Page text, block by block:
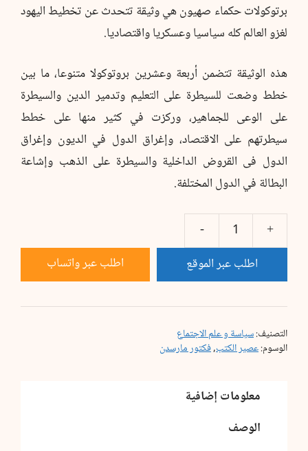
برتوكولات حكماء صهيون هي وثيقة تتحدث عن تخطيط اليهود
لغزو العالم كله سياسيا وعسكريا واقتصاديا.
هذه الوثيقة تتضمن أربعة وعشرين بروتوكولا متنوعا، ما بين
خطط وضعت للسيطرة على التعليم وتدمير الدين والسيطرة
على الوعى للجماهير، وركزت في كثير منها على خطط
سيطرتهم على الاقتصاد، وإغراق الدول في الديون وإغراق
الدول فى القروض الداخلية والسيطرة على الذهب وإشاعة
البطالة في الدول المختلفة.
كمية
بروتوكولاتاطلب عبر الموقع اطلب عبر واتساب
التصنيف:سياسة و علم الاجتماع
الوسوم:عصير الكتب,فكتور مارسدن
معلومات إضافية
الوصف